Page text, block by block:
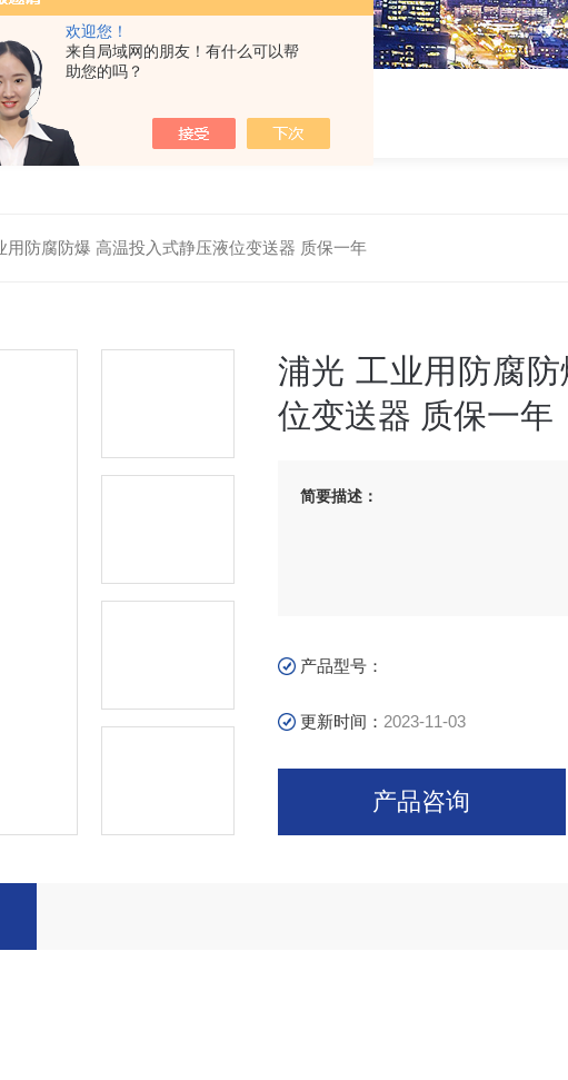
欢迎您！
来自局域网的朋友！有什么可以帮
助您的吗？
用防腐防爆 高温投入式静压液位变送器 质保一年
浦光 工业用防腐
位变送器 质保一年
简要描述：
产品型号：
更新时间： 2023-11-03
产品咨询